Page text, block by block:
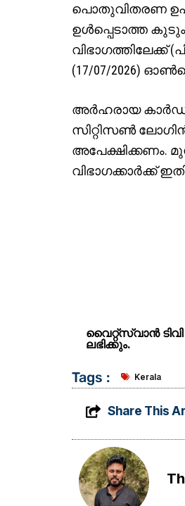
പൊതുവിതരണ
ഉള്‍പ്പെടാത്ത
വിഭാഗത്തിലേക്ക്
(17/07/2026)
അര്‍ഹരായ
സിറ്റിസണ്‍
വിഭാഗക്കാര്‍ക്ക്
വൈറ്റ്സ്വാൻ
ലഭിക്കും.
Tags : Kerala
Share This